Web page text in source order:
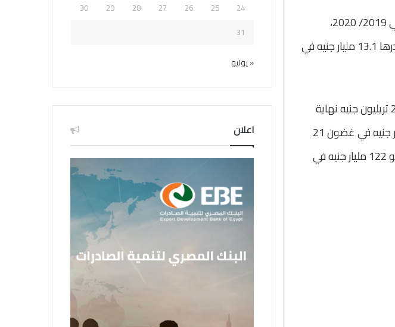
، أعلن خلال أبريل الماضي، نتائج أعمال عن العام المالي 2019/ 2020،
تحقيقه صافي أرباح قبل الضرائب قدرها 30.6 مليار جنيه، وصافي أرباح بعد الضرائب قدرها 13.1 مليار جنيه في
وتخطى إجمالي المركز المالي للبنك الأهلي حاجز 2 تريليون جنيه في يونيو 2020، و2.5 تريليون جنيه نهاية
مارس 2021، مقارنة بــ1.6 تريليون جنيه في يونيو 2019، بزيادة قدرها نحو 900 مليار جنيه في غضون 21
شهرًا، وبلغت حقوق الملكية بالبنك نحو 130 مليار جنيه في مارس 2021، مقارنة بنحو 122 مليار جنيه في
24
25
26
27
28
29
30
31
« يوليو
اعلان